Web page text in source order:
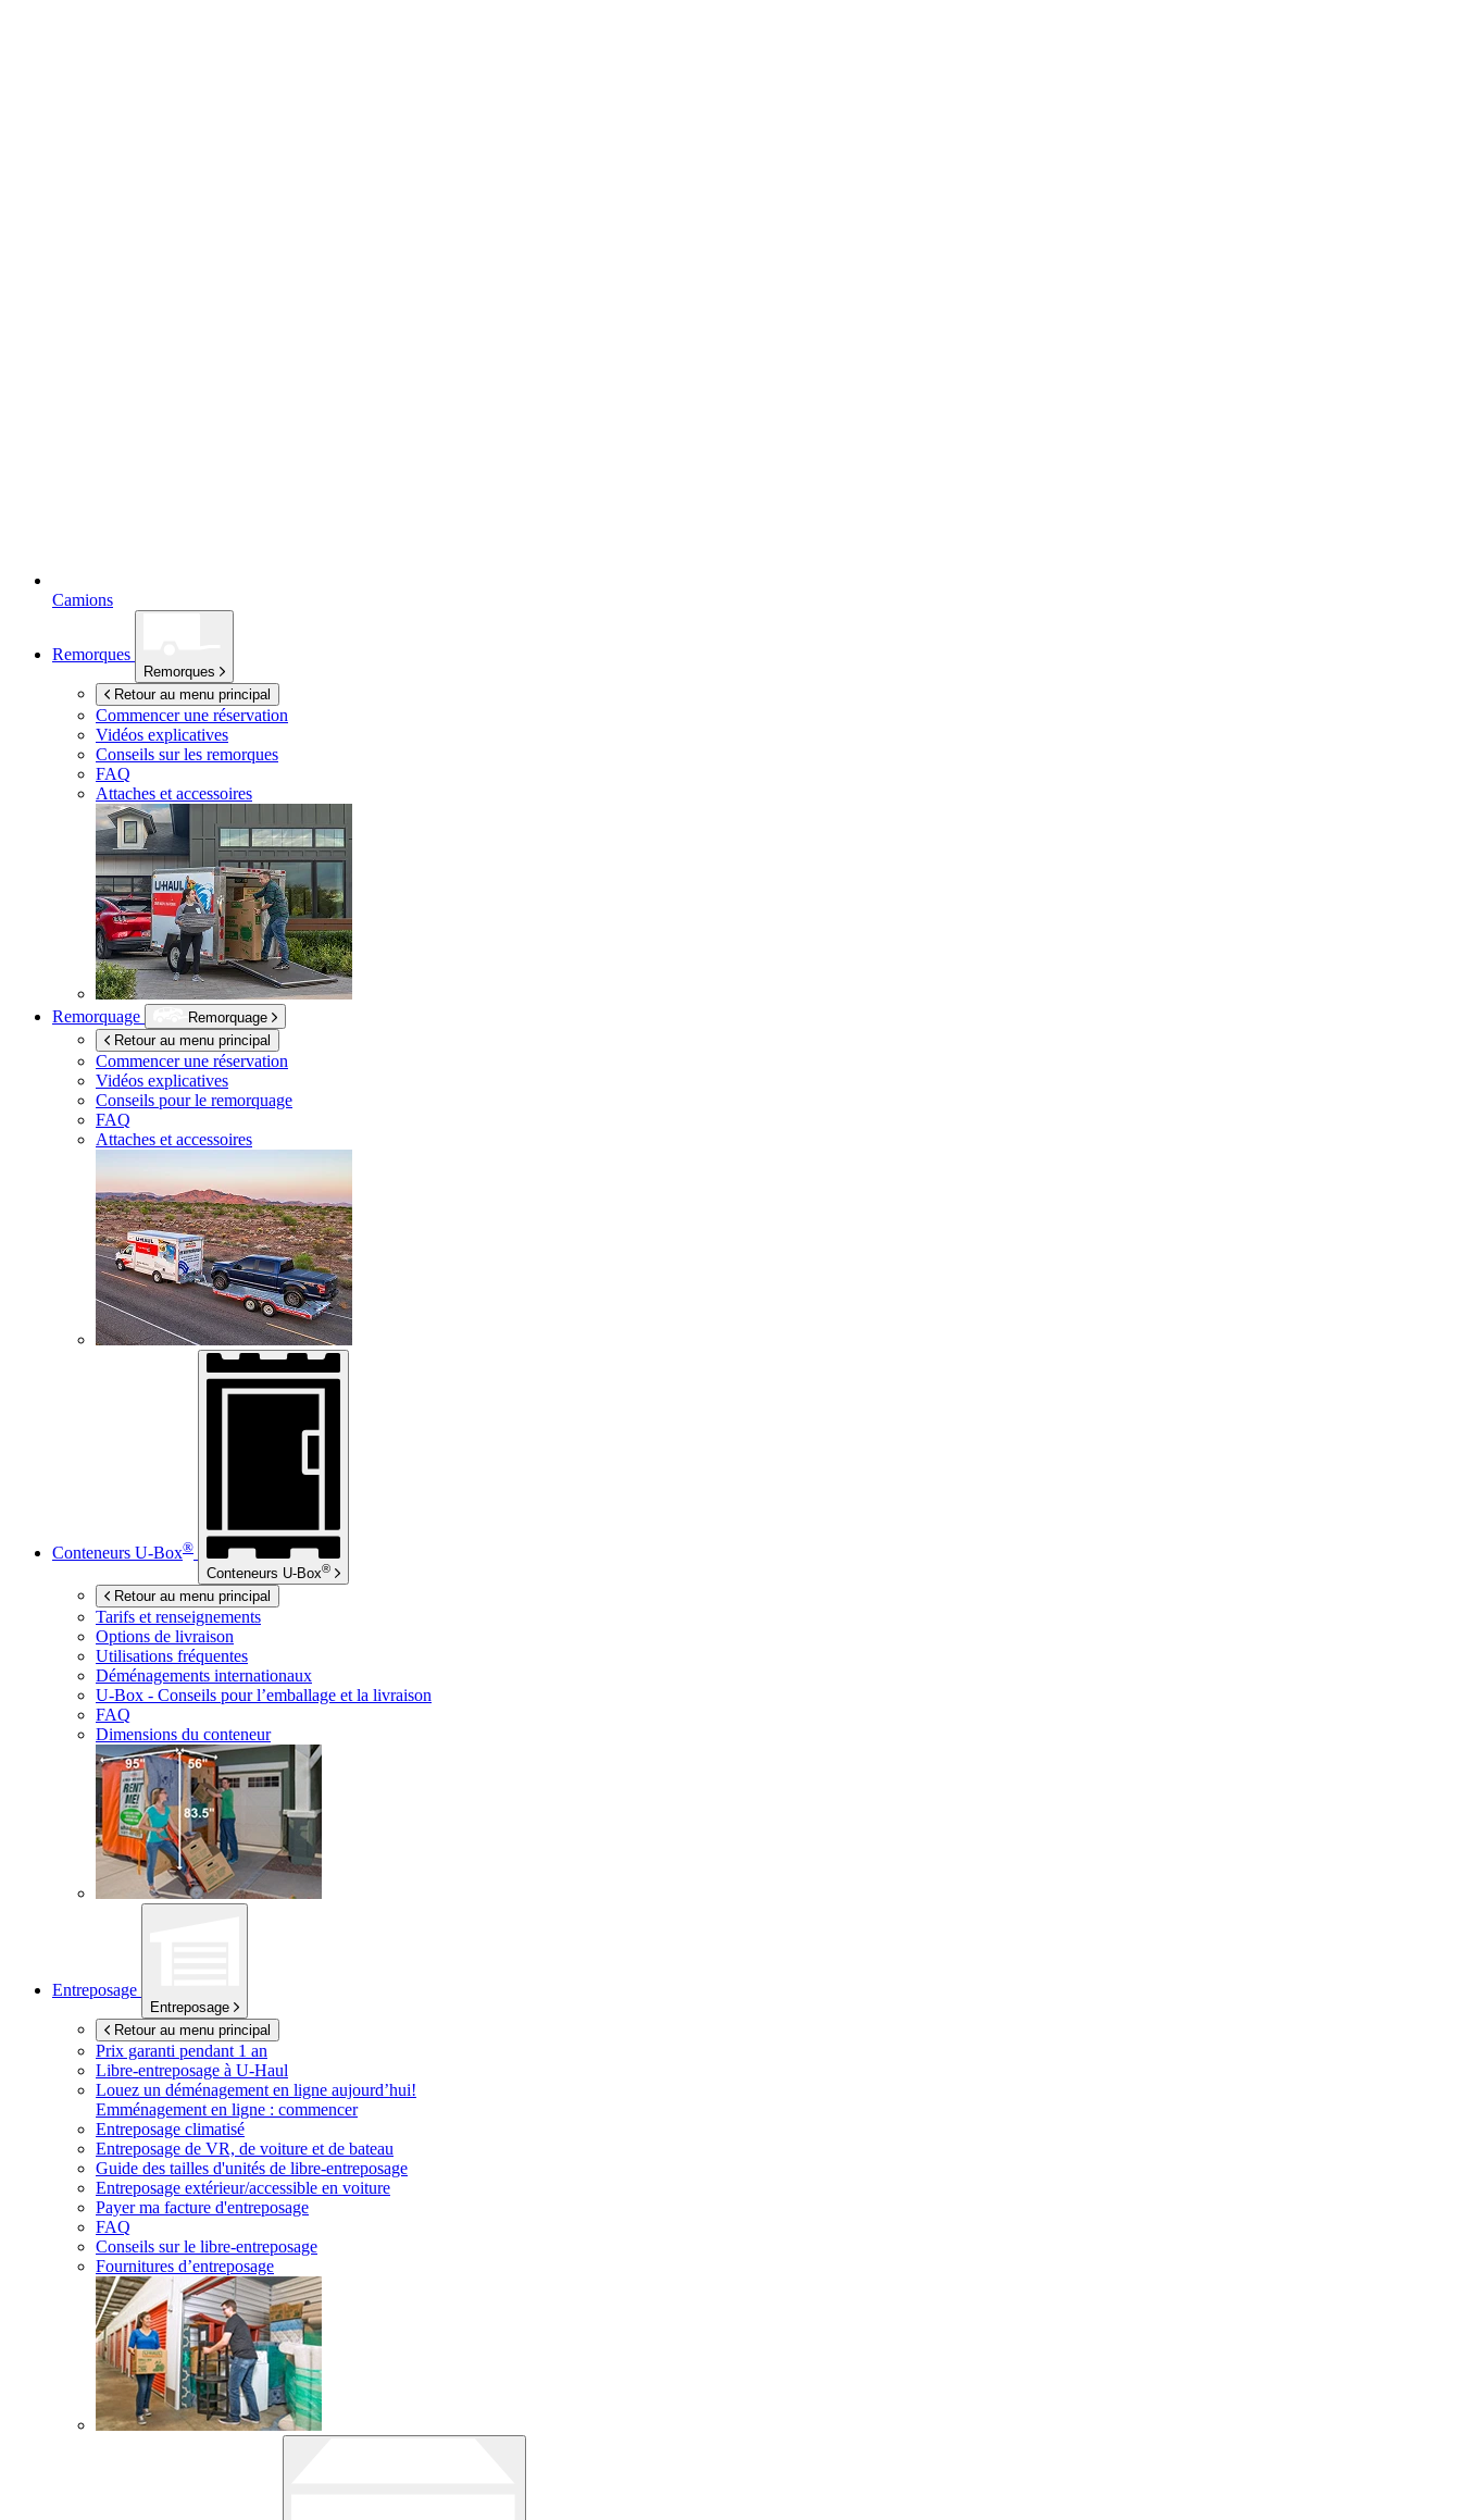
Camions
Remorques
Remorques
Retour au menu principal
Commencer une réservation
Vidéos explicatives
Conseils sur les remorques
FAQ
Attaches et accessoires
Remorquage
Remorquage
Retour au menu principal
Commencer une réservation
Vidéos explicatives
Conseils pour le remorquage
FAQ
Attaches et accessoires
Conteneurs U-Box®
Conteneurs U-Box®
Retour au menu principal
Tarifs et renseignements
Options de livraison
Utilisations fréquentes
Déménagements internationaux
U-Box - Conseils pour l’emballage et la livraison
FAQ
Dimensions du conteneur
Entreposage
Entreposage
Retour au menu principal
Prix garanti pendant 1 an
Libre-entreposage à U-Haul
Louez un déménagement en ligne aujourd’hui!
Emménagement en ligne : commencer
Entreposage climatisé
Entreposage de VR, de voiture et de bateau
Guide des tailles d'unités de libre-entreposage
Entreposage extérieur/accessible en voiture
Payer ma facture d'entreposage
FAQ
Conseils sur le libre-entreposage
Fournitures d’entreposage